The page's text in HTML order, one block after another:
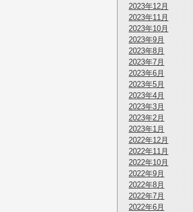
2023年12月
2023年11月
2023年10月
2023年9月
2023年8月
2023年7月
2023年6月
2023年5月
2023年4月
2023年3月
2023年2月
2023年1月
2022年12月
2022年11月
2022年10月
2022年9月
2022年8月
2022年7月
2022年6月